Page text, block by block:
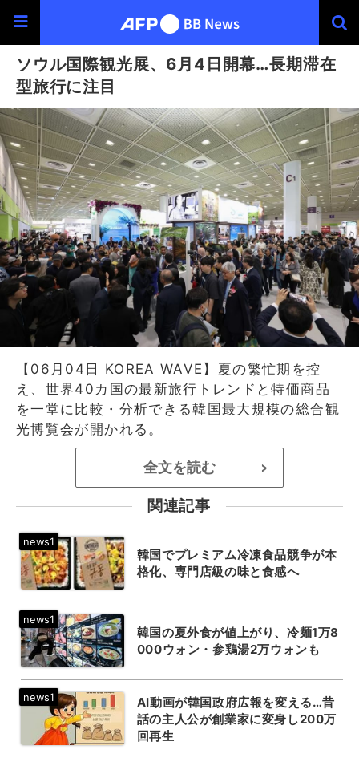
ソウル国際観光展、6月4日開幕…長期滞在
型旅行に注目
【06月04日 KOREA WAVE】夏の繁忙期を控
え、世界40カ国の最新旅行トレンドと特価商品
を一堂に比較・分析できる韓国最大規模の総合観
光博覧会が開かれる。
全文を読む >
関連記事
韓国でプレミアム冷凍食品競争が本
格化、専門店級の味と食感へ
韓国の夏外食が値上がり、冷麺1万8
000ウォン・参鶏湯2万ウォンも
AI動画が韓国政府広報を変える…昔
話の主人公が創業家に変身し200万
回再生